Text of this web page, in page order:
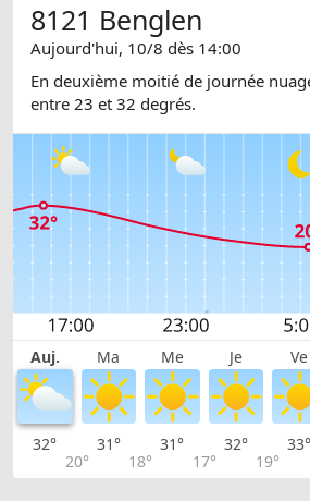
8121 Benglen
Aujourd'hui, 10/8 dès 14:00
En deuxième moitié de journée
entre 23 et 32 degrés.
Auj. Ma Me Je Ve
32°
20°
31°
18°
31°
17°
32°
19°
33°